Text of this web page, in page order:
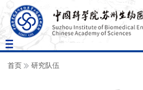
Toggle
navigation
首页 研究队伍